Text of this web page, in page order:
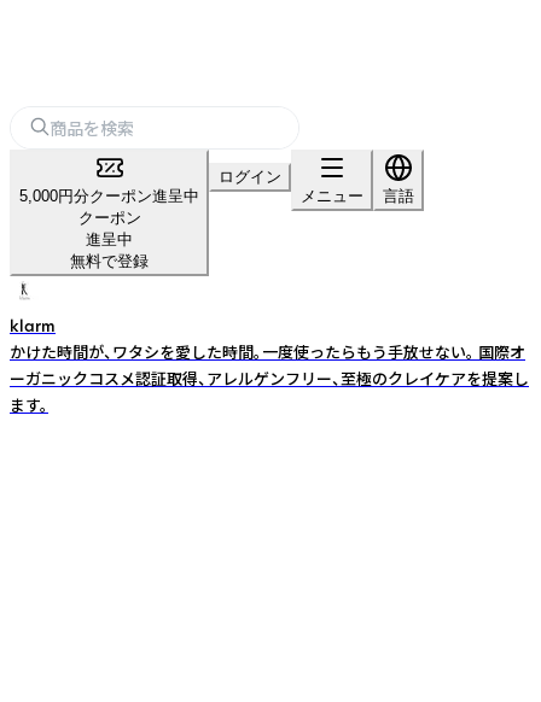
5,000円分クーポン進呈中
クーポン
進呈中
無料で登録
ログイン
メニュー
言語
klarm
かけた時間が、ワタシを愛した時間。一度使ったらもう手放せない。 国際オ
ーガニックコスメ認証取得、アレルゲンフリー、至極のクレイケアを提案し
ます。